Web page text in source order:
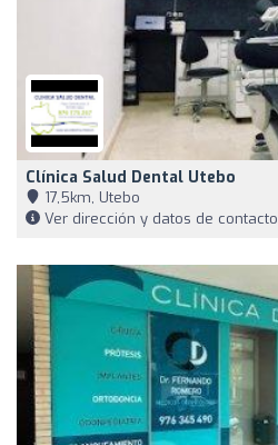
Clínica Salud Dental Utebo
17,5km, Utebo
Ver dirección y datos de contacto